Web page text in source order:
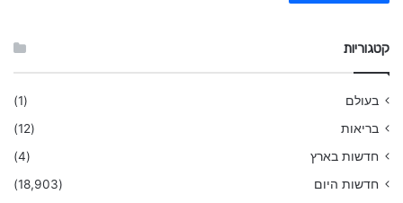
קטגוריות
בעולם
(1)
בריאות
(12)
חדשות בארץ
(4)
חדשות היום
(18,903)